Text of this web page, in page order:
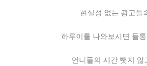
현실성 없는 광고들
하루이틀 나와보시면 들
언니들의 시간 뺏지